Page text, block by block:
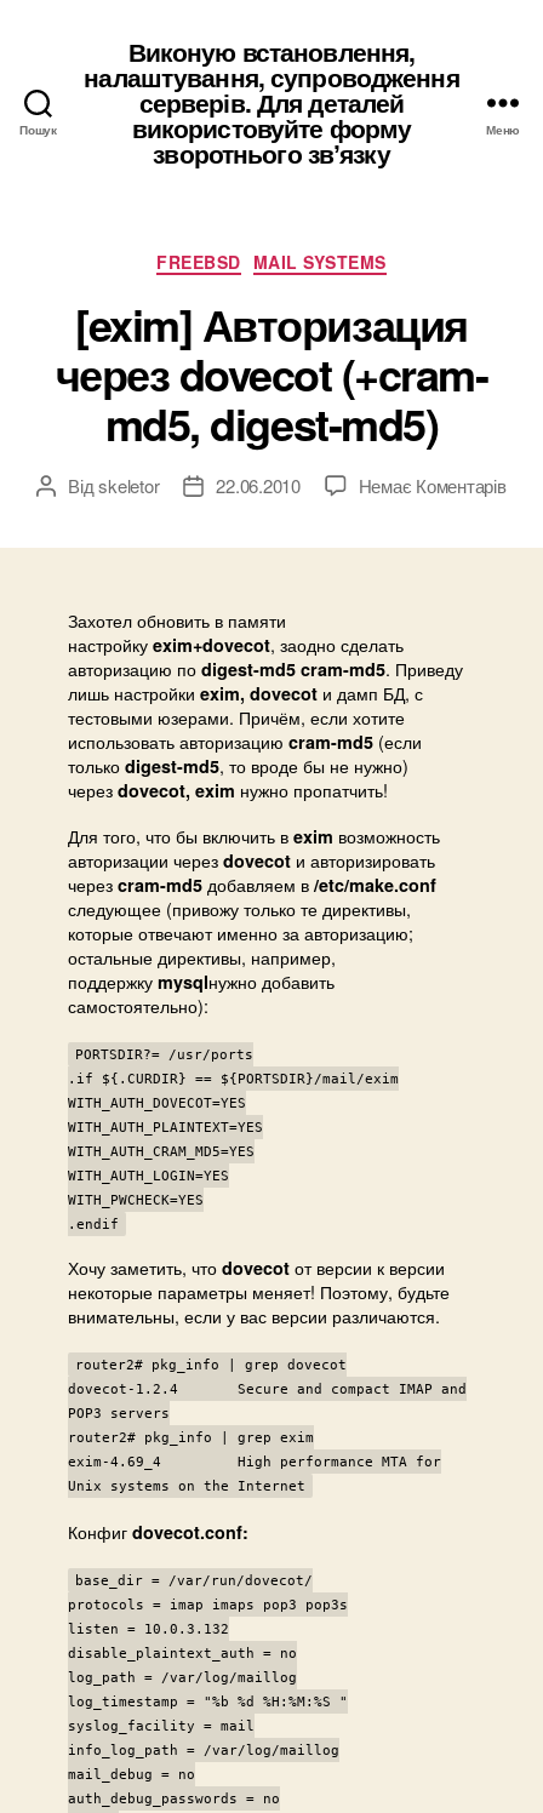
Пошук
Виконую встановлення,
налаштування, супроводження
серверів. Для деталей
використовуйте форму
зворотнього звʼязку
Меню
Категорії
FREEBSD MAIL SYSTEMS
[exim] Авторизация
через dovecot (+cram-
md5, digest-md5)
Автор
Відskeletor
Дата22.06.2010 Немає Коментарівдо
Захотел обновить в памяти
настройку exim+dovecot, заодно сделать
авторизацию по digest-md5 cram-md5. Приведу
лишь настройки exim, dovecot и дамп БД, с
тестовыми юзерами. Причём, если хотите
использовать авторизацию cram-md5 (если
только digest-md5, то вроде бы не нужно)
через dovecot, exim нужно пропатчить!
Для того, что бы включить в exim возможность
авторизации через dovecot и авторизировать
через cram-md5 добавляем в /etc/make.conf
следующее (привожу только те директивы,
которые отвечают именно за авторизацию;
остальные директивы, например,
поддержку mysqlнужно добавить
самостоятельно):
PORTSDIR?= /usr/ports
.if ${.CURDIR} == ${PORTSDIR}/mail/exim
WITH_AUTH_DOVECOT=YES
WITH_AUTH_PLAINTEXT=YES
WITH_AUTH_CRAM_MD5=YES
WITH_AUTH_LOGIN=YES
WITH_PWCHECK=YES
.endif
Хочу заметить, что dovecot от версии к версии
некоторые параметры меняет! Поэтому, будьте
внимательны, если у вас версии различаются.
router2# pkg_info | grep dovecot
dovecot-1.2.4 Secure and compact IMAP and
POP3 servers
router2# pkg_info | grep exim
exim-4.69_4 High performance MTA for
Unix systems on the Internet
Конфиг dovecot.conf:
base_dir = /var/run/dovecot/
protocols = imap imaps pop3 pop3s
listen = 10.0.3.132
disable_plaintext_auth = no
log_path = /var/log/maillog
log_timestamp = "%b %d %H:%M:%S "
syslog_facility = mail
info_log_path = /var/log/maillog
mail_debug = no
auth_debug_passwords = no